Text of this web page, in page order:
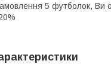
5 футболок, Ви